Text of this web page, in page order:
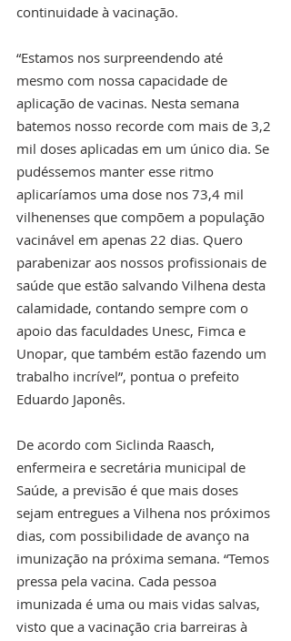
continuidade à vacinação.
“Estamos nos surpreendendo até
mesmo com nossa capacidade de
aplicação de vacinas. Nesta semana
batemos nosso recorde com mais de 3,2
mil doses aplicadas em um único dia. Se
pudéssemos manter esse ritmo
aplicaríamos uma dose nos 73,4 mil
vilhenenses que compõem a população
vacinável em apenas 22 dias. Quero
parabenizar aos nossos profissionais de
saúde que estão salvando Vilhena desta
calamidade, contando sempre com o
apoio das faculdades Unesc, Fimca e
Unopar, que também estão fazendo um
trabalho incrível”, pontua o prefeito
Eduardo Japonês.
De acordo com Siclinda Raasch,
enfermeira e secretária municipal de
Saúde, a previsão é que mais doses
sejam entregues a Vilhena nos próximos
dias, com possibilidade de avanço na
imunização na próxima semana. “Temos
pressa pela vacina. Cada pessoa
imunizada é uma ou mais vidas salvas,
visto que a vacinação cria barreiras à